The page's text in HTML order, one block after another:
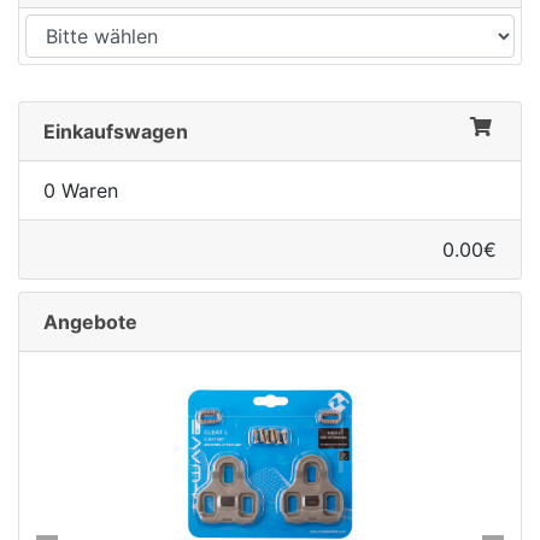
Einkaufswagen
0 Waren
0.00€
Angebote